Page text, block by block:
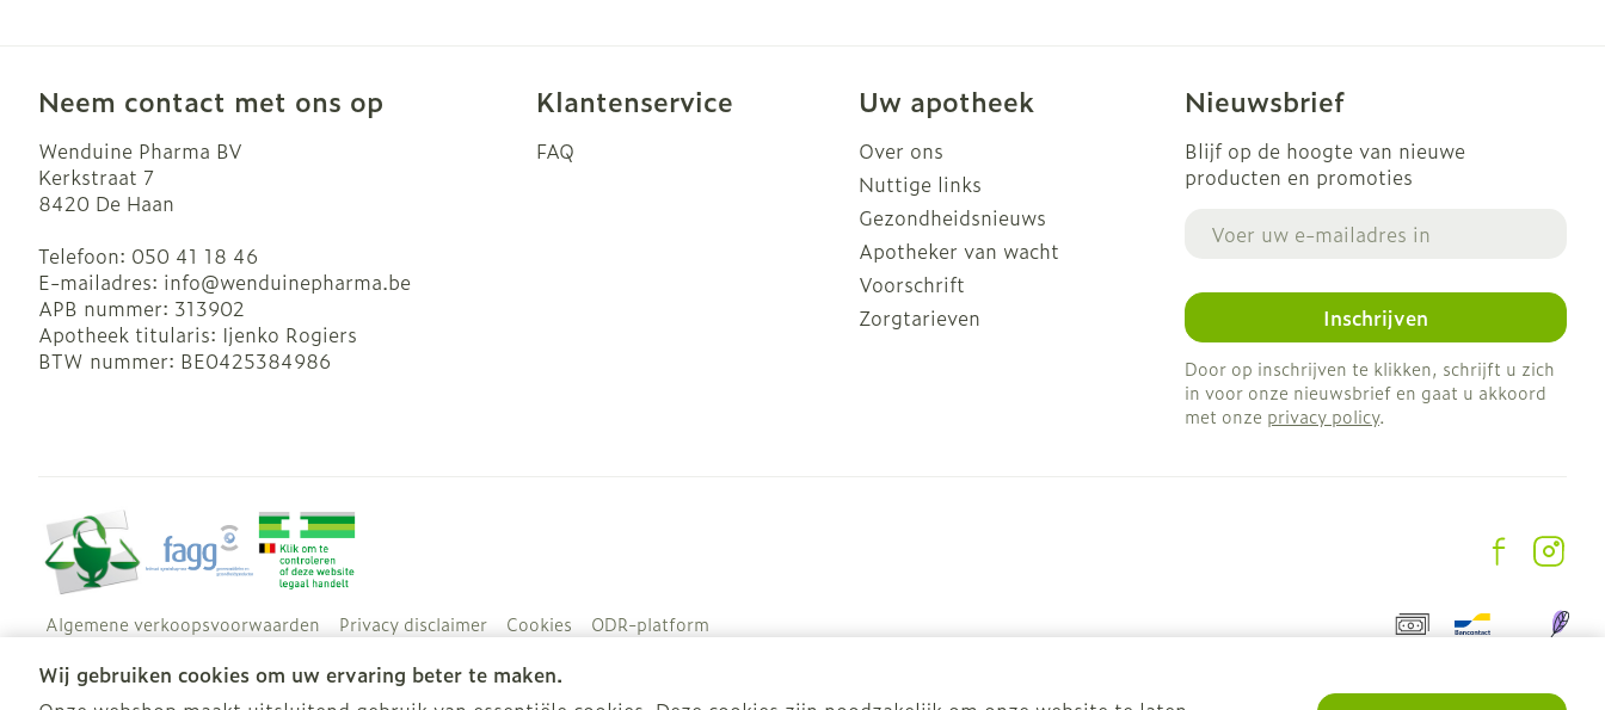
Wij gebruiken cookies om uw ervaring beter te maken.
Neem contact met ons op
Wenduine Pharma BV
Kerkstraat 7
8420 De Haan
Telefoon: 050 41 18 46
E-mailadres: info@wenduinepharma.be
APB nummer: 313902
Apotheek titularis: Ijenko Rogiers
BTW nummer: BE0425384986
Klantenservice
FAQ
Uw apotheek
Over ons
Nuttige links
Gezondheidsnieuws
Apotheker van wacht
Voorschrift
Zorgtarieven
Nieuwsbrief
Blijf op de hoogte van nieuwe
producten en promoties
Inschrijven
Door op inschrijven te klikken, schrijft u zich
in voor onze nieuwsbrief en gaat u akkoord
met onze privacy policy.
Algemene verkoopsvoorwaarden Privacy disclaimer Cookies ODR-platform